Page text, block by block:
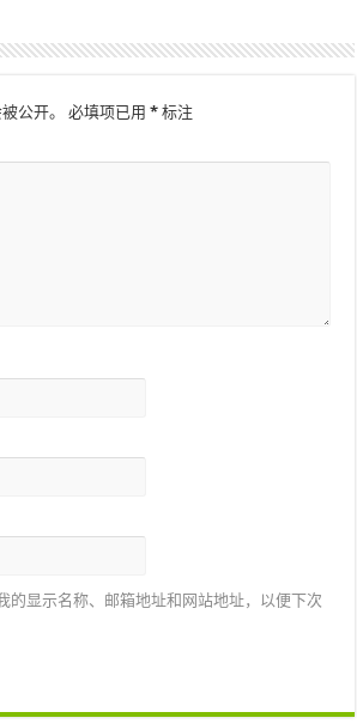
公开。 必填项已用* 标注
的显示名称、邮箱地址和网站地址，以便下次